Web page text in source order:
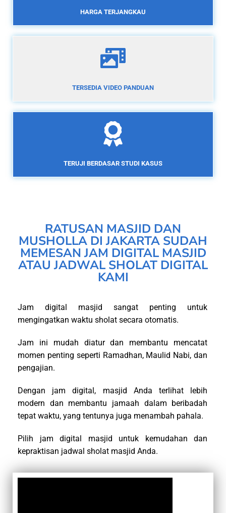
HARGA TERJANGKAU
TERSEDIA VIDEO PANDUAN
TERUJI BERDASAR STUDI KASUS
RATUSAN MASJID DAN
MUSHOLLA DI JAKARTA SUDAH
MEMESAN JAM DIGITAL MASJID
ATAU JADWAL SHOLAT DIGITAL
KAMI
Jam digital masjid sangat penting untuk
mengingatkan waktu sholat secara otomatis.
Jam ini mudah diatur dan membantu mencatat
momen penting seperti Ramadhan, Maulid Nabi, dan
pengajian.
Dengan jam digital, masjid Anda terlihat lebih
modern dan membantu jamaah dalam beribadah
tepat waktu, yang tentunya juga menambah pahala.
Pilih jam digital masjid untuk kemudahan dan
kepraktisan jadwal sholat masjid Anda.